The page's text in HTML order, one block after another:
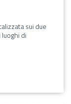
sui due
di